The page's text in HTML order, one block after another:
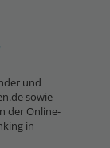
und
sowie
der Online-
in